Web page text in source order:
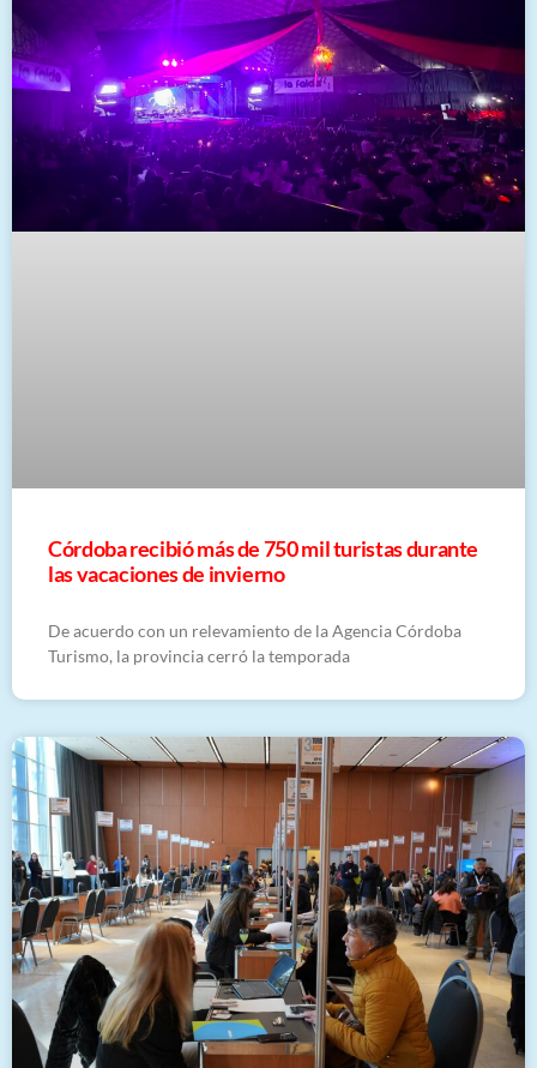
Córdoba recibió más de 750 mil turistas durante
las vacaciones de invierno
De acuerdo con un relevamiento de la Agencia Córdoba
Turismo, la provincia cerró la temporada